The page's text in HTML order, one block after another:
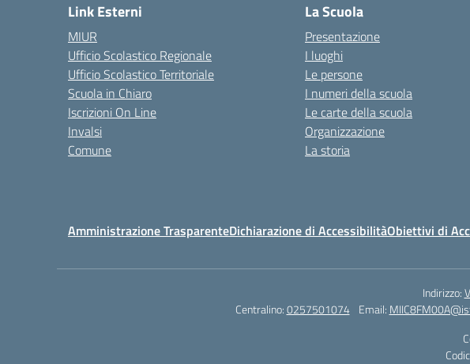
Link Esterni
MIUR
Ufficio Scolastico Regionale
Ufficio Scolastico Territoriale
Scuola in Chiaro
Iscrizioni On Line
Invalsi
Comune
La Scuola
Presentazione
I luoghi
Le persone
I numeri della scuola
Le carte della scuola
Organizzazione
La storia
Amministrazione TrasparenteDichiarazione di AccessibilitàObiettivi di
Indirizzo:
Centralino:0257501074 Email: